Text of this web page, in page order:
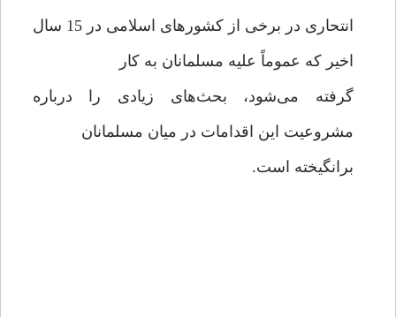
انتحاری در برخی از کشورهای اسلامی در 15 سال
اخیر که عموماً علیه مسلمانان به کار
گرفته می‌شود، بحث‌های زیادی را درباره
مشروعیت این اقدامات در میان مسلمانان
برانگیخته است.